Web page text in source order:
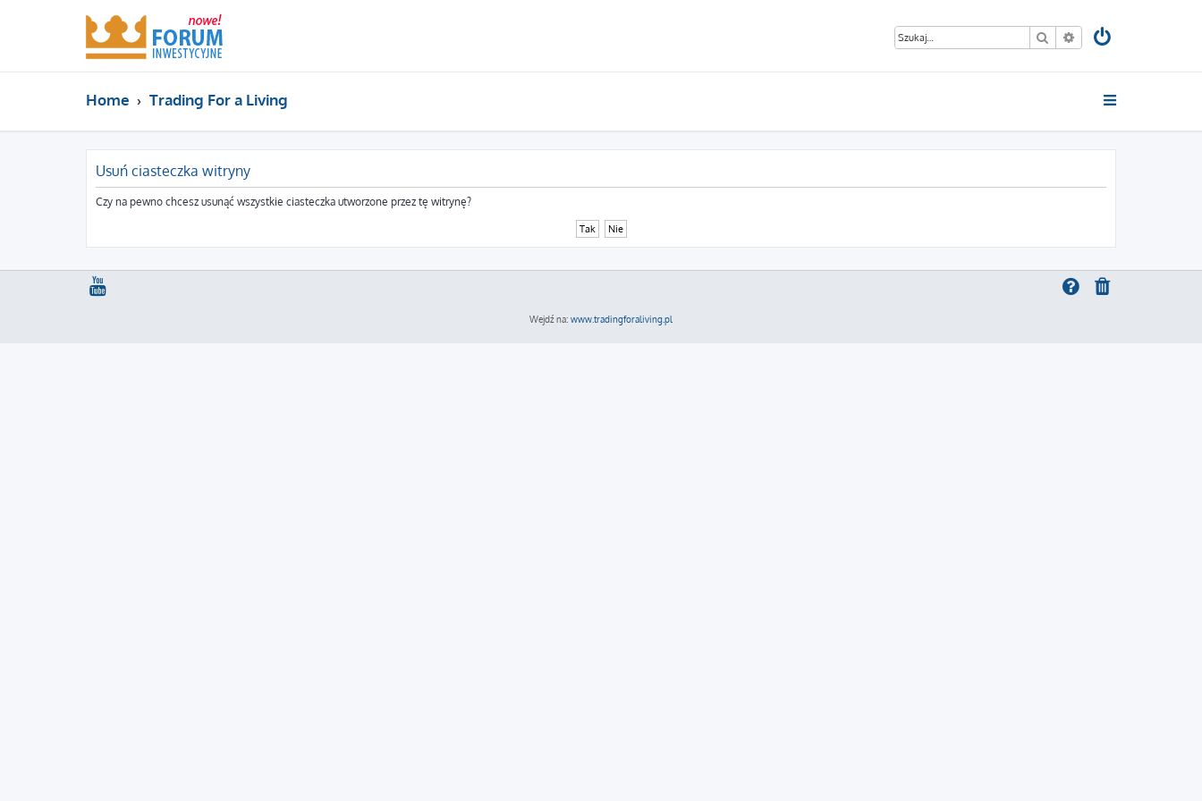
Szukaj Wyszukiwanie
Home Trading For a Living
Usuń ciasteczka witryny
Czy na pewno chcesz usunąć wszystkie ciasteczka utworzone przez tę witrynę?
Wejdź na: www.tradingforaliving.pl